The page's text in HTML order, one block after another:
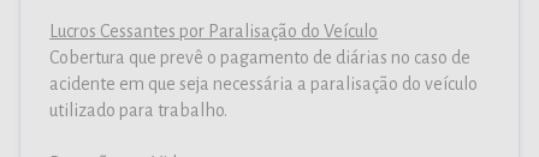
Lucros Cessantes por Paralisação do Veículo
Cobertura que prevê o pagamento de diárias no caso de
acidente em que seja necessária a paralisação do veículo
utilizado para trabalho.